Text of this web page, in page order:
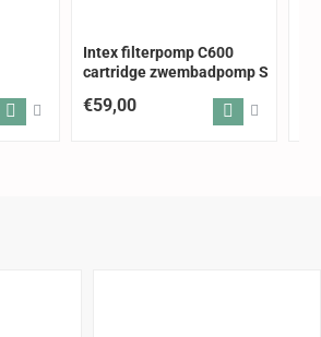
Intex filterpomp C600
cartridge zwembadpomp S
€59,00